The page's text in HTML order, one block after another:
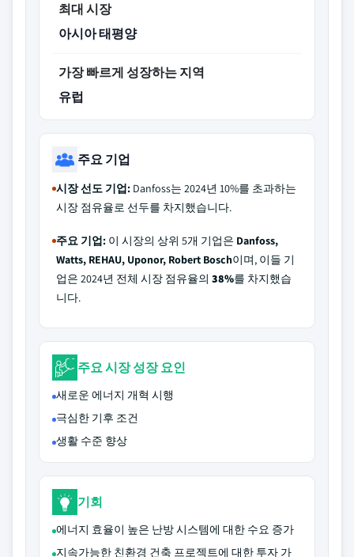
최대 시장
아시아 태평양
가장 빠르게 성장하는 지역
유럽
주요 기업
시장 선도 기업: Danfoss는 2024년 10%를 초과하는
시장 점유율로 선두를 차지했습니다.
주요 기업: 이 시장의 상위 5개 기업은 Danfoss,
Watts, REHAU, Uponor, Robert Bosch이며, 이들 기
업은 2024년 전체 시장 점유율의 38%를 차지했습
니다.
주요 시장 성장 요인
새로운 에너지 개혁 시행
극심한 기후 조건
생활 수준 향상
기회
에너지 효율이 높은 난방 시스템에 대한 수요 증가
지속가능한 친환경 건축 프로젝트에 대한 투자 가